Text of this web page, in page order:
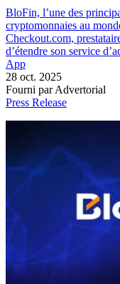
BloFin, l’une des
cryptomonnaies au
Checkout.com,
d’étendre son service
App
28 oct. 2025
Fourni par Advertorial
Press Release